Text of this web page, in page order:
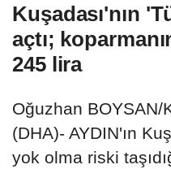
Kuşadası'nın
açtı;
245 lira
Oğuzhan BOYSAN/
(DHA)- AYDIN'ın
yok olma riski